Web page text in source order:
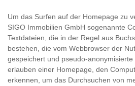
Um das Surfen auf der Homepage zu
SIGO Immobilien GmbH sogenannte
Textdateien, die in der Regel aus
bestehen, die vom Webbrowser der
gespeichert und pseudo-
erlauben einer Homepage, den
erkennen, um das Durchsuchen von